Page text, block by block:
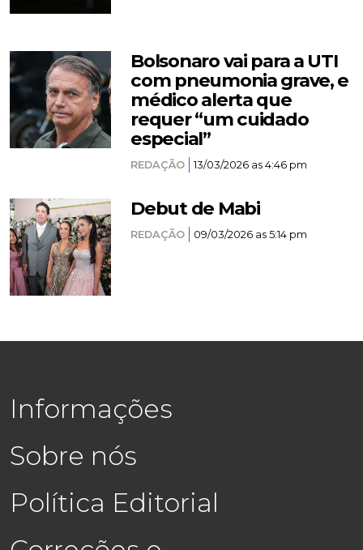
Bolsonaro vai para a UTI
com pneumonia grave, e
médico alerta que
requer “um cuidado
especial”
REDAÇÃO 13/03/2026 as 4:46 pm
Debut de Mabi
REDAÇÃO 09/03/2026 as 5:14 pm
Informações
Sobre nós
Política Editorial